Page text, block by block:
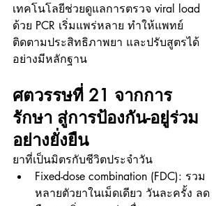
เทคโนโลยีช่วยดูแลการตรวจ viral load
ด้วย PCR เริ่มแพร่หลาย ทำให้แพทย์
ติดตามประสิทธิภาพยา และปรับสูตรได้
อย่างมีหลักฐาน
ศตวรรษที่ 21 จากการ
รักษา สู่การป้องกัน-อยู่ร่วม
อย่างยั่งยืน
ยาที่เป็นมิตรกับชีวิตประจำวัน
Fixed-dose combination (FDC): รวม
หลายตัวยาในเม็ดเดียว วันละครั้ง ลด